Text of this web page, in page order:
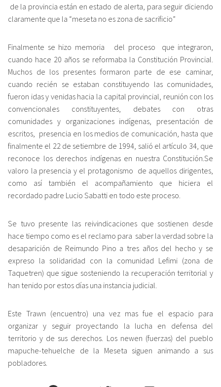
de la provincia están en estado de alerta, para seguir diciendo
claramente que la “meseta no es zona de sacrificio”
Finalmente se hizo memoria del proceso que integraron,
cuando hace 20 años se reformaba la Constitución Provincial.
Muchos de los presentes formaron parte de ese caminar,
cuando recién se estaban constituyendo las comunidades,
fueron idas y venidas hacia la capital provincial, reunión con los
convencionales constituyentes, debates con otras
comunidades y organizaciones indígenas, presentación de
escritos, presencia en los medios de comunicación, hasta que
finalmente el 22 de setiembre de 1994, salió el artículo 34, que
reconoce los derechos indígenas en nuestra Constitución.Se
valoro la presencia y el protagonismo de aquellos dirigentes,
como así también el acompañamiento que hiciera el
recordado padre Lucio Sabatti en todo este proceso.
Se tuvo presente las reivindicaciones que sostienen desde
hace tiempo como es el reclamo para saber la verdad sobre la
desaparición de Reimundo Pino a tres años del hecho y se
expreso la solidaridad con la comunidad Lefimi (zona de
Taquetren) que sigue sosteniendo la recuperación territorial y
han tenido por estos días una instancia judicial.
Este Trawn (encuentro) una vez mas fue el espacio para
organizar y seguir proyectando la lucha en defensa del
territorio y de sus derechos. Los newen (fuerzas) del pueblo
mapuche-tehuelche de la Meseta siguen animando a sus
pobladores.